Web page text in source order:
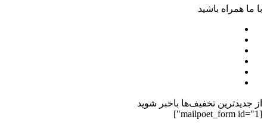
با ما همراه باشید
از جدیدترین تخفیف‌ها باخبر شوید
[mailpoet_form id="1"]